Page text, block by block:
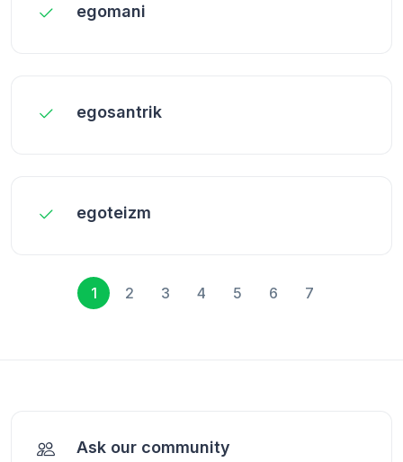
egomani
egosantrik
egoteizm
1 2 3 4 5 6 7
Ask our community